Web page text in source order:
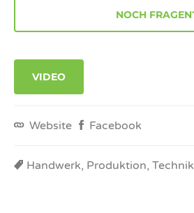
VIDEO
Website Facebook
Handwerk, Produktion, Technik